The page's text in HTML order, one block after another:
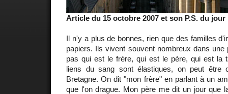
Article du 15 octobre 2007 et son P.S. du jour
Il n'y a plus de bonnes, rien que des familles
papiers. Ils vivent souvent nombreux dans
pas qui est le frère, qui est le père, qui est la
liens du sang sont élastiques, on peut être
Bretagne. On dit "mon frère" en parlant à un
que l'on drague. Mon père me dit un jour que